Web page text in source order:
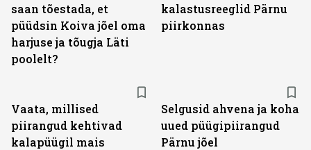
saan tõestada, et
püüdsin Koiva jõel oma
harjuse ja tõugja Läti
poolelt?
kalastusreeglid Pärnu
piirkonnas
Vaata, millised
piirangud kehtivad
kalapüügil mais
Selgusid ahvena ja koha
uued püügipiirangud
Pärnu jõel